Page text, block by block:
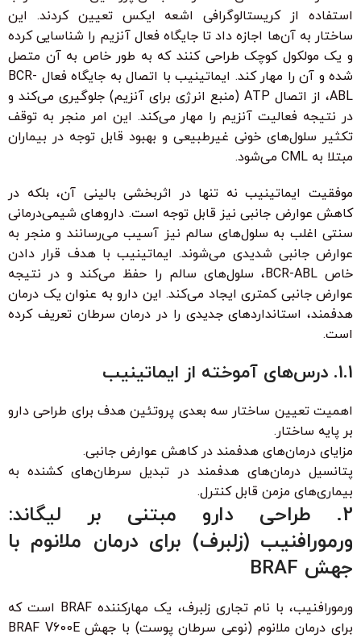
استفاده از کریستالوگرافی اشعه ایکس تعیین کردند. این
ساختار به آن‌ها اجازه داد تا جایگاه فعال آنزیم را شناسایی کرده
و یک مولکول کوچک طراحی کنند که به طور خاص به آن متصل
شده و آن را مهار کند. ایماتینیب با اتصال به جایگاه فعال BCR-
ABL، از اتصال ATP (منبع انرژی برای آنزیم) جلوگیری می‌کند و
در نتیجه فعالیت آنزیم را مهار می‌کند. این امر منجر به توقف
تکثیر سلول‌های خونی غیرطبیعی و بهبود قابل توجه در بیماران
مبتلا به CML می‌شود.
موفقیت ایماتینیب نه تنها در اثربخشی بالینی آن، بلکه در
کاهش عوارض جانبی نیز قابل توجه است. داروهای شیمی‌درمانی
سنتی اغلب به سلول‌های سالم نیز آسیب می‌رسانند و منجر به
عوارض جانبی شدیدی می‌شوند. ایماتینیب با هدف قرار دادن
خاص BCR-ABL، سلول‌های سالم را حفظ می‌کند و در نتیجه
عوارض جانبی کمتری ایجاد می‌کند. این دارو به عنوان یک درمان
هدفمند، استانداردهای جدیدی را در درمان سرطان تعریف کرده
است.
1.1. درس‌های آموخته از ایماتینیب
اهمیت تعیین ساختار سه بعدی پروتئین هدف برای طراحی دارو
بر پایه ساختار.
مزایای درمان‌های هدفمند در کاهش عوارض جانبی.
پتانسیل درمان‌های هدفمند در تبدیل سرطان‌های کشنده به
بیماری‌های مزمن قابل کنترل.
2. طراحی دارو مبتنی بر لیگاند:
ورمورافنیب (زلبرف) برای درمان ملانوم با
جهش BRAF
ورمورافنیب، با نام تجاری زلبرف، یک مهارکننده BRAF است که
برای درمان ملانوم (نوعی سرطان پوست) با جهش BRAF V600E